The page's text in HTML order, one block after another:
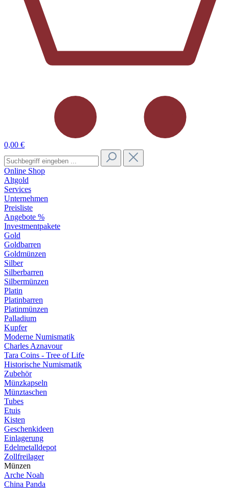
0,00 €
Online Shop
Altgold
Services
Unternehmen
Preisliste
Angebote %
Investmentpakete
Gold
Goldbarren
Goldmünzen
Silber
Silberbarren
Silbermünzen
Platin
Platinbarren
Platinmünzen
Palladium
Kupfer
Moderne Numismatik
Charles Aznavour
Tara Coins - Tree of Life
Historische Numismatik
Zubehör
Münzkapseln
Münztaschen
Tubes
Etuis
Kisten
Geschenkideen
Einlagerung
Edelmetalldepot
Zollfreilager
Münzen
Arche Noah
China Panda